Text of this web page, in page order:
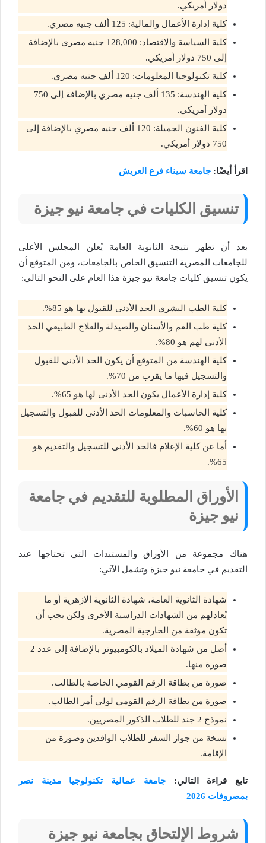
دولار أمريكي.
كلية إدارة الأعمال والمالية: 125 ألف جنيه مصري.
كلية السياسة والاقتصاد: 128,000 جنيه مصري بالإضافة
إلى 750 دولار أمريكي.
كلية تكنولوجيا المعلومات: 120 ألف جنيه مصري.
كلية الهندسة: 135 ألف جنيه مصري بالإضافة إلى 750
دولار أمريكي.
كلية الفنون الجميلة: 120 ألف جنيه مصري بالإضافة إلى
750 دولار أمريكي.
اقرأ أيضًا: جامعة سيناء فرع العريش
تنسيق الكليات في جامعة نيو جيزة
بعد أن تظهر نتيجة الثانوية العامة يُعلن المجلس الأعلى
للجامعات المصرية التنسيق الخاص بالجامعات، ومن المتوقع أن
يكون تنسيق كليات جامعة نيو جيزة هذا العام على النحو التالي:
كلية الطب البشري الحد الأدنى للقبول بها هو 85%.
كلية طب الفم والأسنان والصيدلة والعلاج الطبيعي الحد
الأدنى لهم هو 80%.
كلية الهندسة من المتوقع أن يكون الحد الأدنى للقبول
والتسجيل فيها ما يقرب من 70%.
كلية إدارة الأعمال يكون الحد الأدنى لها هو 65%.
كلية الحاسبات والمعلومات الحد الأدنى للقبول والتسجيل
بها هو 60%.
أما عن كلية الإعلام فالحد الأدنى للتسجيل والتقديم هو
65%.
الأوراق المطلوبة للتقديم في جامعة
نيو جيزة
هناك مجموعة من الأوراق والمستندات التي تحتاجها عند
التقديم في جامعة نيو جيزة وتشمل الآتي:
شهادة الثانوية العامة، شهادة الثانوية الإزهرية أو ما
يُعادلهم من الشهادات الدراسية الأخرى ولكن يجب أن
تكون موثقة من الخارجية المصرية.
أصل من شهادة الميلاد بالكومبيوتر بالإضافة إلى عدد 2
صورة منها.
صورة من بطاقة الرقم القومي الخاصة بالطالب.
صورة من بطاقة الرقم القومي لولي أمر الطالب.
نموذج 2 جند للطلاب الذكور المصريين.
نسخة من جواز السفر للطلاب الوافدين وصورة من
الإقامة.
تابع قراءة التالي:جامعة عمالية تكنولوجيا مدينة نصر
بمصروفات 2026
شروط الإلتحاق بجامعة نيو جيزة